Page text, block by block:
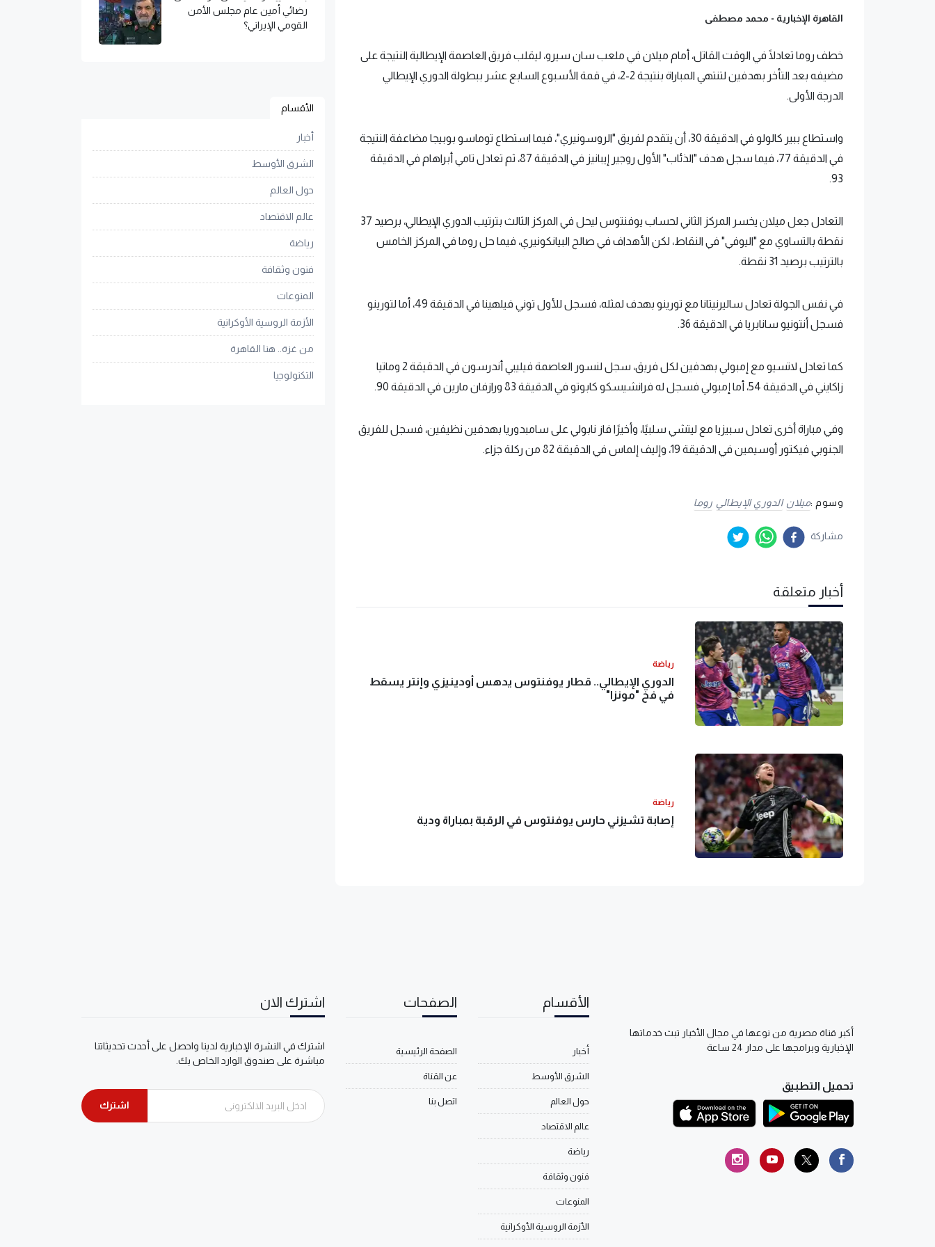
القاهرة الإخبارية - محمد مصطفى
خطف روما تعادلًا في الوقت القاتل، أمام ميلان في ملعب سان سيرو، ليقلب فريق العاصمة الإيطالية النتيجة على
مضيفه بعد التأخر بهدفين لتنتهي المباراة بنتيجة 2-2، في قمة الأسبوع السابع عشر ببطولة الدوري الإيطالي
الدرجة الأولى.
واستطاع ببير كالولو في الدقيقة 30، أن يتقدم لفريق "الروسونيري"، فيما استطاع توماسو بوبيجا مضاعفة النتيجة
في الدقيقة 77، فيما سجل هدف "الذئاب" الأول روجير إيبانيز في الدقيقة 87، ثم تعادل تامي أبراهام في الدقيقة
93.
التعادل جعل ميلان يخسر المركز الثاني لحساب يوفنتوس ليحل في المركز الثالث بترتيب الدوري الإيطالي، برصيد 37
نقطة بالتساوي مع "اليوفي" في النقاط، لكن الأهداف في صالح البيانكونيري، فيما حل روما في المركز الخامس
بالترتيب برصيد 31 نقطة.
في نفس الجولة تعادل ساليرنيتانا مع تورينو بهدف لمثله، فسجل للأول توني فيلهينا في الدقيقة 49، أما لتورينو
فسجل أنتونيو سانابريا في الدقيقة 36.
كما تعادل لاتسيو مع إمبولي بهدفين لكل فريق، سجل لنسور العاصمة فيليبي أندرسون في الدقيقة 2 وماتيا
زاكايني في الدقيقة 54، أما إمبولي فسجل له فرانشيسكو كابوتو في الدقيقة 83 ورازفان مارين في الدقيقة 90.
وفي مباراة أخرى تعادل سبيزيا مع ليتشي سلبيًا، وأخيرًا فاز نابولي على سامبدوريا بهدفين نظيفين، فسجل للفريق
الجنوبي فيكتور أوسيمين في الدقيقة 19، وإليف إلماس في الدقيقة 82 من ركلة جزاء.
وسوم :ميلان الدوري الإيطالي روما
مشاركة
أخبار متعلقة
رياضة
الدوري الإيطالي.. قطار يوفنتوس يدهس أودينيزي وإنتر يسقط
في فخ "مونزا"
رياضة
إصابة تشيزني حارس يوفنتوس في الرقبة بمباراة ودية
رضائي أمين عام مجلس الأمن
القومي الإيراني؟
الأقسام
أخبار
الشرق الأوسط
حول العالم
عالم الاقتصاد
رياضة
فنون وثقافة
المنوعات
الأزمة الروسية الأوكرانية
من غزة.. هنا القاهرة
التكنولوجيا
أكبر قناة مصرية من نوعها في مجال الأخبار تبث خدماتها
الإخبارية وبرامجها على مدار 24 ساعة
تحميل التطبيق
الأقسام
أخبار
الشرق الأوسط
حول العالم
عالم الاقتصاد
رياضة
فنون وثقافة
المنوعات
الأزمة الروسية الأوكرانية
الصفحات
الصفحة الرئيسية
عن القناة
اتصل بنا
اشترك الان
اشترك في النشرة الإخبارية لدينا واحصل على أحدث تحديثاتنا
مباشرة على صندوق الوارد الخاص بك.
اشترك